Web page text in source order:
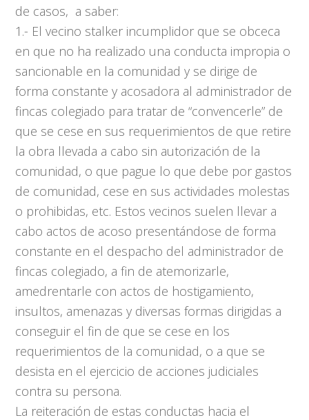
de casos, a saber:
1.- El vecino stalker incumplidor que se obceca
en que no ha realizado una conducta impropia o
sancionable en la comunidad y se dirige de
forma constante y acosadora al administrador de
fincas colegiado para tratar de “convencerle” de
que se cese en sus requerimientos de que retire
la obra llevada a cabo sin autorización de la
comunidad, o que pague lo que debe por gastos
de comunidad, cese en sus actividades molestas
o prohibidas, etc. Estos vecinos suelen llevar a
cabo actos de acoso presentándose de forma
constante en el despacho del administrador de
fincas colegiado, a fin de atemorizarle,
amedrentarle con actos de hostigamiento,
insultos, amenazas y diversas formas dirigidas a
conseguir el fin de que se cese en los
requerimientos de la comunidad, o a que se
desista en el ejercicio de acciones judiciales
contra su persona.
La reiteración de estas conductas hacia el